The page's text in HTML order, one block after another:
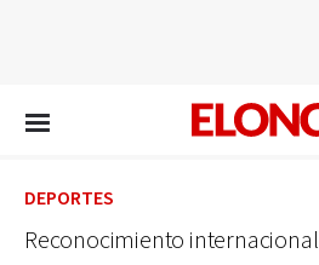
DEPORTES
Reconocimiento internacional